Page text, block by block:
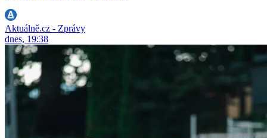
Aktuálně.cz - Zprávy
dnes, 19:38